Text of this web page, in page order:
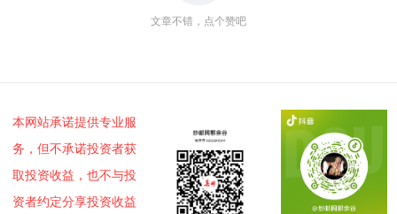
文章不错，点个赞吧
本网站承诺提供专业服
务，但不承诺投资者获
取投资收益，也不与投
资者约定分享投资收益